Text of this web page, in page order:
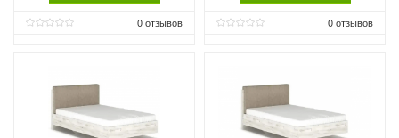
0отзывов 0отзывов